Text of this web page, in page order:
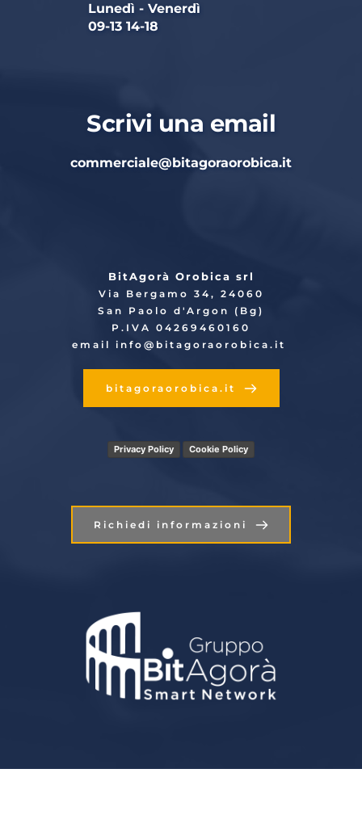
Lunedì - Venerdì
09-13 14-18
Scrivi una email
commerciale@bitagoraorobica.it
BitAgorà Orobica srl
Via Bergamo 34, 24060
San Paolo d'Argon (Bg)
P.IVA 04269460160
email info @bitagoraorobica.it
bitagoraorobica.it
Privacy Policy Cookie Policy
Richiedi informazioni